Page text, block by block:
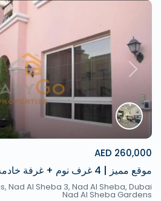
Next
260,000 AED
موقع مميز | 4 غرف نوم + غرفة خادمة | جاهز لل...
Nad Al Sheba 3, Nad Al Sheba, Dubai,
Nad Al Sheba Gardens